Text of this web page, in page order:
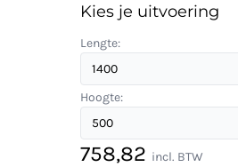
Kies je uitvoering
Lengte:
Hoogte:
758,82 incl. BTW